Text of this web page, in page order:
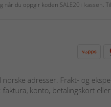
når du oppgir koden SALE20 i
norske adresser. Frakt- og
faktura, konto, betalingskort